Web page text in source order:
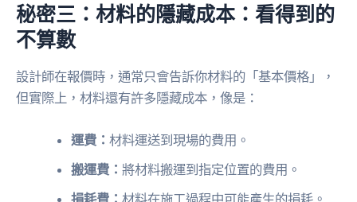
秘密三：材料的隱藏成本：看得到的
不算數
設計師在報價時，通常只會告訴你材料的「基本價格」，
但實際上，材料還有許多隱藏成本，像是：
運費：材料運送到現場的費用。
搬運費：將材料搬運到指定位置的費用。
損耗費：材料在施工過程中可能產生的損耗。